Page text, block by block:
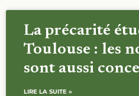
La précarité
Toulouse : les
sont aussi
LIRE LA SUITE »